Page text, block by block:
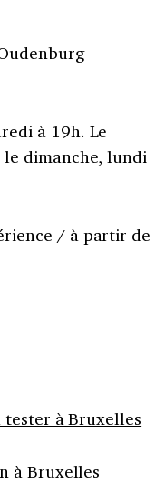
à 19h. Le
le dimanche, lundi
/ à partir de
tester à Bruxelles
à Bruxelles